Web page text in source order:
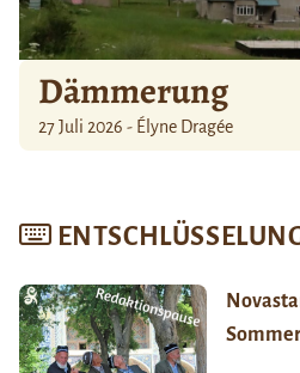
Dämmerung
27 Juli 2026 - Élyne Dragée